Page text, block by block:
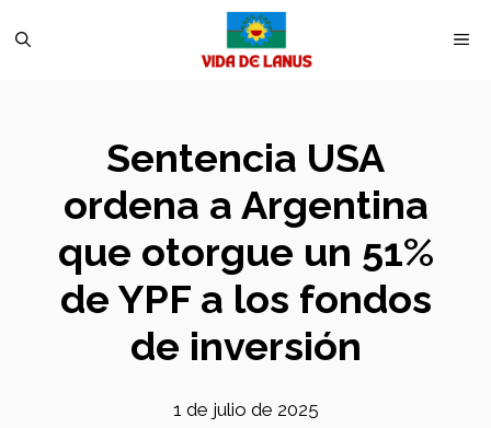
Sentencia USA
ordena a Argentina
que otorgue un 51%
de YPF a los fondos
de inversión
1 de julio de 2025